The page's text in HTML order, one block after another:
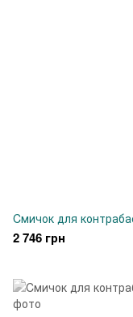
Cмичок для
2 746 грн